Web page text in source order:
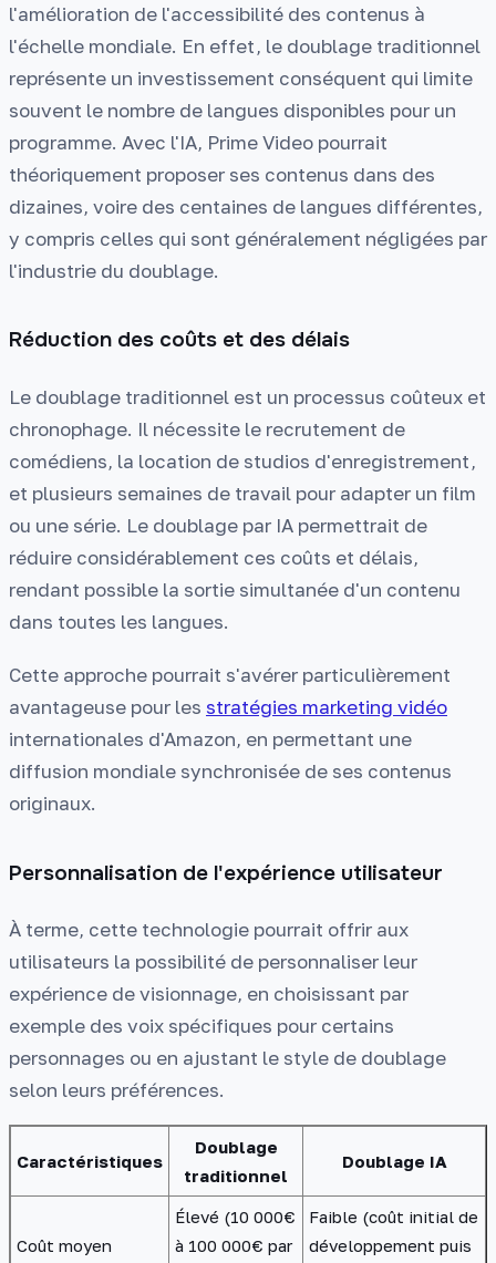
l'amélioration de l'accessibilité des contenus à
l'échelle mondiale. En effet, le doublage traditionnel
représente un investissement conséquent qui limite
souvent le nombre de langues disponibles pour un
programme. Avec l'IA, Prime Video pourrait
théoriquement proposer ses contenus dans des
dizaines, voire des centaines de langues différentes,
y compris celles qui sont généralement négligées par
l'industrie du doublage.
Réduction des coûts et des délais
Le doublage traditionnel est un processus coûteux et
chronophage. Il nécessite le recrutement de
comédiens, la location de studios d'enregistrement,
et plusieurs semaines de travail pour adapter un film
ou une série. Le doublage par IA permettrait de
réduire considérablement ces coûts et délais,
rendant possible la sortie simultanée d'un contenu
dans toutes les langues.
Cette approche pourrait s'avérer particulièrement
avantageuse pour les stratégies marketing vidéo
internationales d'Amazon, en permettant une
diffusion mondiale synchronisée de ses contenus
originaux.
Personnalisation de l'expérience utilisateur
À terme, cette technologie pourrait offrir aux
utilisateurs la possibilité de personnaliser leur
expérience de visionnage, en choisissant par
exemple des voix spécifiques pour certains
personnages ou en ajustant le style de doublage
selon leurs préférences.
Caractéristiques
Doublage
traditionnel
Doublage IA
Coût moyen
Élevé (10 000€
à 100 000€ par
Faible (coût initial de
développement puis